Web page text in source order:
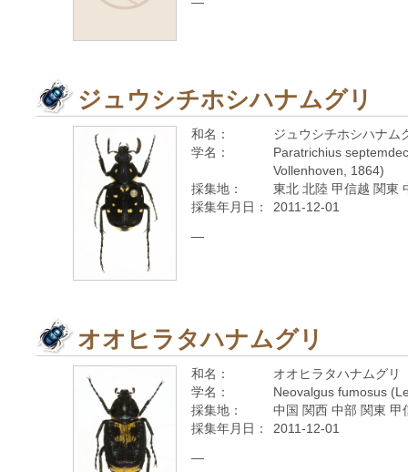
ジュウシチホシハナムグリ
和名：
ジュウシチホシハナム
学名：
Paratrichius
Vollenhoven, 1864)
採集地：
東北 北陸 甲信越 関東
採集年月日：
2011-12-01
—
オオヒラタハナムグリ
和名：
オオヒラタハナムグリ
学名：
Neovalgus fumosus
採集地：
中国 関西 中部 関東
採集年月日：
2011-12-01
—